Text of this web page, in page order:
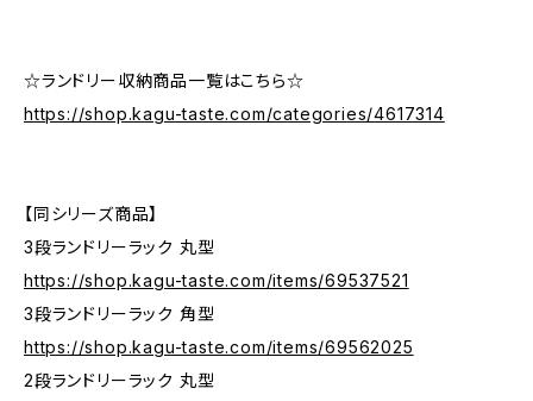
☆ランドリー収納商品一覧はこちら☆
https://shop.kagu-taste.com/categories/4617314
【同シリーズ商品】
3段ランドリーラック 丸型
https://shop.kagu-taste.com/items/69537521
3段ランドリーラック 角型
https://shop.kagu-taste.com/items/69562025
2段ランドリーラック 丸型